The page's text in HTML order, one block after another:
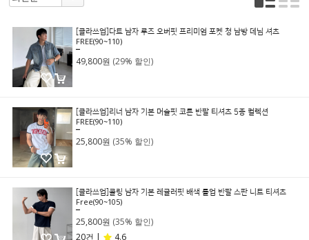
[클라쓰업]다트 남자 루즈 오버핏 프리미엄 포켓 청 남방 데님 셔츠
FREE(90~110)
49,800원 (29% 할인)
[클라쓰업]리너 남자 기본 머슬핏 코튼 반팔 티셔츠 5종 컬렉션
FREE(90~110)
25,800원 (35% 할인)
[클라쓰업]콜링 남자 기본 레귤러핏 배색 롤업 반팔 스판 니트 티셔츠
Free(90~105)
25,800원 (35% 할인)
20건 |
4.6